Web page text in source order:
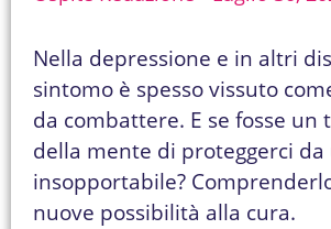
Nella depressione e in altri
sintomo è spesso vissuto
da combattere. E se fosse un
della mente di proteggerci
insopportabile?
nuove possibilità alla cura.